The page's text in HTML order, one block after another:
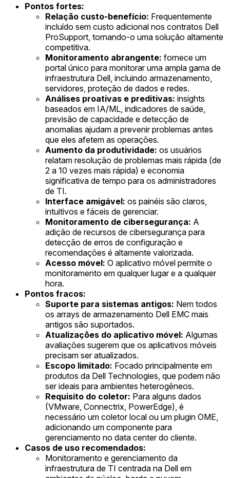
Pontos fortes:
Relação custo-benefício: Frequentemente
incluído sem custo adicional nos contratos Dell
ProSupport, tornando-o uma solução altamente
competitiva.
Monitoramento abrangente: fornece um
portal único para monitorar uma ampla gama de
infraestrutura Dell, incluindo armazenamento,
servidores, proteção de dados e redes.
Análises proativas e preditivas: insights
baseados em IA/ML, indicadores de saúde,
previsão de capacidade e detecção de
anomalias ajudam a prevenir problemas antes
que eles afetem as operações.
Aumento da produtividade: os usuários
relatam resolução de problemas mais rápida (de
2 a 10 vezes mais rápida) e economia
significativa de tempo para os administradores
de TI.
Interface amigável: os painéis são claros,
intuitivos e fáceis de gerenciar.
Monitoramento de cibersegurança: A
adição de recursos de cibersegurança para
detecção de erros de configuração e
recomendações é altamente valorizada.
Acesso móvel: O aplicativo móvel permite o
monitoramento em qualquer lugar e a qualquer
hora.
Pontos fracos:
Suporte para sistemas antigos: Nem todos
os arrays de armazenamento Dell EMC mais
antigos são suportados.
Atualizações do aplicativo móvel: Algumas
avaliações sugerem que os aplicativos móveis
precisam ser atualizados.
Escopo limitado: Focado principalmente em
produtos da Dell Technologies, que podem não
ser ideais para ambientes heterogêneos.
Requisito do coletor: Para alguns dados
(VMware, Connectrix, PowerEdge), é
necessário um coletor local ou um plugin OME,
adicionando um componente para
gerenciamento no data center do cliente.
Casos de uso recomendados:
Monitoramento e gerenciamento da
infraestrutura de TI centrada na Dell em